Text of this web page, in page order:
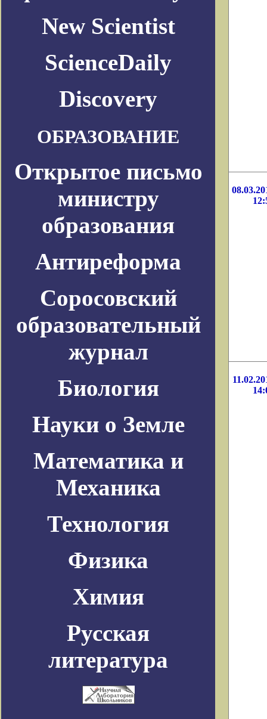
New Scientist
ScienceDaily
Discovery
ОБРАЗОВАНИЕ
Открытое письмо
министру
образования
Антиреформа
Соросовский
образовательный
журнал
Биология
Науки о Земле
Математика и
Механика
Технология
Физика
Химия
Русская
литература